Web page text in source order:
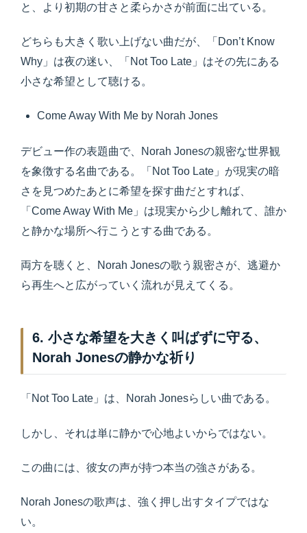
と、より初期の甘さと柔らかさが前面に出ている。
どちらも大きく歌い上げない曲だが、「Don’t Know
Why」は夜の迷い、「Not Too Late」はその先にある
小さな希望として聴ける。
Come Away With Me by Norah Jones
デビュー作の表題曲で、Norah Jonesの親密な世界観
を象徴する名曲である。「Not Too Late」が現実の暗
さを見つめたあとに希望を探す曲だとすれば、
「Come Away With Me」は現実から少し離れて、誰か
と静かな場所へ行こうとする曲である。
両方を聴くと、Norah Jonesの歌う親密さが、逃避か
ら再生へと広がっていく流れが見えてくる。
6. 小さな希望を大きく叫ばずに守る、
Norah Jonesの静かな祈り
「Not Too Late」は、Norah Jonesらしい曲である。
しかし、それは単に静かで心地よいからではない。
この曲には、彼女の声が持つ本当の強さがある。
Norah Jonesの歌声は、強く押し出すタイプではな
い。